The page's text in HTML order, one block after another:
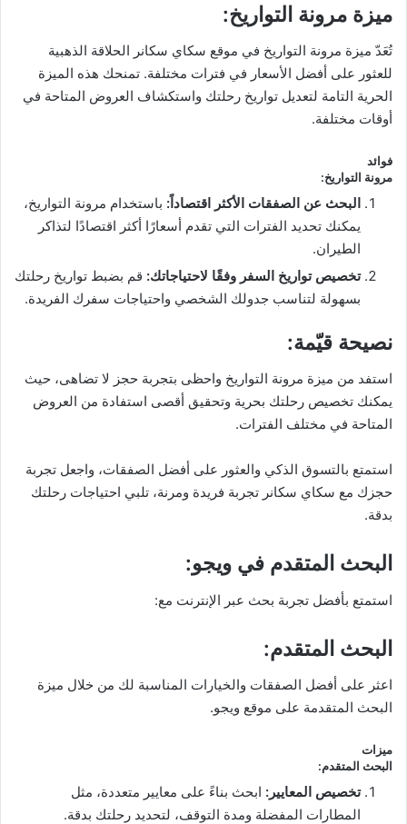
ميزة مرونة التواريخ:
تُعَدّ ميزة مرونة التواريخ في موقع سكاي سكانر الحلاقة الذهبية
للعثور على أفضل الأسعار في فترات مختلفة. تمنحك هذه الميزة
الحرية التامة لتعديل تواريخ رحلتك واستكشاف العروض المتاحة في
أوقات مختلفة.
فوائد
مرونة التواريخ:
البحث عن الصفقات الأكثر اقتصاداً: باستخدام مرونة التواريخ،
يمكنك تحديد الفترات التي تقدم أسعارًا أكثر اقتصادًا لتذاكر
الطيران.
تخصيص تواريخ السفر وفقًا لاحتياجاتك: قم بضبط تواريخ رحلتك
بسهولة لتناسب جدولك الشخصي واحتياجات سفرك الفريدة.
نصيحة قيّمة:
استفد من ميزة مرونة التواريخ واحظى بتجربة حجز لا تضاهى، حيث
يمكنك تخصيص رحلتك بحرية وتحقيق أقصى استفادة من العروض
المتاحة في مختلف الفترات.
استمتع بالتسوق الذكي والعثور على أفضل الصفقات، واجعل تجربة
حجزك مع سكاي سكانر تجربة فريدة ومرنة، تلبي احتياجات رحلتك
بدقة.
البحث المتقدم في ويجو:
استمتع بأفضل تجربة بحث عبر الإنترنت مع:
البحث المتقدم:
اعثر على أفضل الصفقات والخيارات المناسبة لك من خلال ميزة
البحث المتقدمة على موقع ويجو.
ميزات
البحث المتقدم:
تخصيص المعايير : ابحث بناءً على معايير متعددة، مثل
المطارات المفضلة ومدة التوقف، لتحديد رحلتك بدقة.